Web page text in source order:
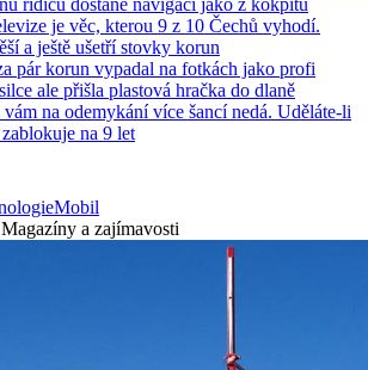
řidičů dostane navigaci jako z kokpitu
je věc, kterou 9 z 10 Čechů vyhodí.
a ještě ušetří stovky korun
pár korun vypadal na fotkách jako profi
ale přišla plastová hračka do dlaně
na odemykání více šancí nedá. Uděláte-li
na 9 let
Mobil
Magazíny a zajímavosti